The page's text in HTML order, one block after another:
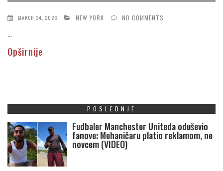
MARCH 24, 2026 NEW YORK NO COMMENTS
...
Opširnije
POSLEDNJE
Fudbaler Manchester Uniteda oduševio
fanove: Mehaničaru platio reklamom, ne
novcem (VIDEO)